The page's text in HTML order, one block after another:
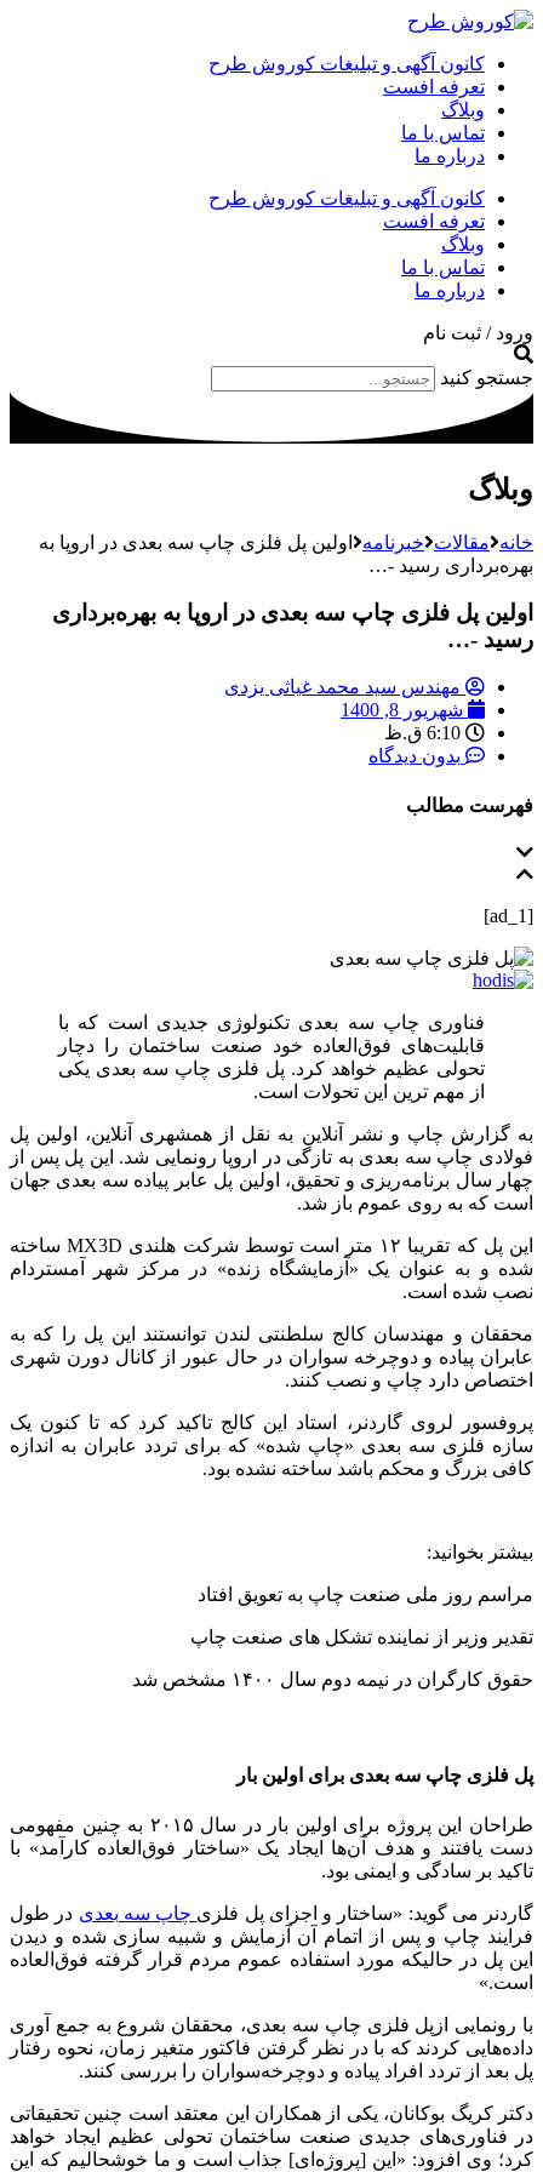
کانون آگهی و تبلیغات کوروش طرح
تعرفه افست
وبلاگ
تماس با ما
درباره ما
کانون آگهی و تبلیغات کوروش طرح
تعرفه افست
وبلاگ
تماس با ما
درباره ما
ورود / ثبت نام
جستجو کنید
وبلاگ
خانه مقالات خبرنامه
اولین پل فلزی چاپ سه بعدی در اروپا به
بهره‌برداری رسید -…
اولین پل فلزی چاپ سه بعدی در اروپا به بهره‌برداری
رسید -…
مهندس سید محمد غیاثی یزدی
شهریور 8, 1400
6:10 ق.ظ
بدون دیدگاه
فهرست مطالب
[ad_1]
فناوری چاپ سه بعدی تکنولوژی جدیدی است که با
قابلیت‌های فوق‌العاده خود صنعت ساختمان را دچار
تحولی عظیم خواهد کرد. پل فلزی چاپ سه بعدی یکی
از مهم ترین این تحولات است.
به گزارش چاپ و نشر آنلاین به نقل از همشهری آنلاین، اولین پل
فولادی چاپ سه بعدی به تازگی در اروپا رونمایی شد. این پل پس از
چهار سال برنامه‌ریزی و تحقیق، اولین پل عابر پیاده سه بعدی جهان
است که به روی عموم باز شد.
این پل که تقریبا ۱۲ متر است توسط شرکت هلندی MX3D ساخته
شده و به عنوان یک «آزمایشگاه زنده» در مرکز شهر آمستردام
نصب شده است.
محققان و مهندسان کالج سلطنتی لندن توانستند این پل را که به
عابران پیاده و دوچرخه سواران در حال عبور از کانال دورن شهری
اختصاص دارد چاپ و نصب کنند.
پروفسور لروی گاردنر، استاد این کالج تاکید کرد که تا کنون یک
سازه فلزی سه بعدی «چاپ شده» که برای تردد عابران به اندازه
کافی بزرگ و محکم باشد ساخته نشده بود.
بیشتر بخوانید:
مراسم روز ملی صنعت چاپ به تعویق افتاد
تقدیر وزیر از نماینده تشکل های صنعت چاپ
حقوق کارگران در نیمه دوم سال ۱۴۰۰ مشخص شد
پل فلزی چاپ سه بعدی برای اولین بار
طراحان این پروژه برای اولین بار در سال ۲۰۱۵ به چنین مفهومی
دست یافتند و هدف آن‌ها ایجاد یک «ساختار فوق‌العاده کارآمد» با
تاکید بر سادگی و ایمنی بود.
گاردنر می گوید: «ساختار و اجزای پل فلزی چاپ سه بعدی در طول
فرایند چاپ و پس از اتمام آن آزمایش و شبیه سازی شده و دیدن
این پل در حالیکه مورد استفاده عموم مردم قرار گرفته فوق‌العاده
است.»
با رونمایی ازپل فلزی چاپ سه بعدی، محققان شروع به جمع آوری
داده‌هایی کردند که با در نظر گرفتن فاکتور متغیر زمان، نحوه رفتار
پل بعد از تردد افراد پیاده و دوچرخه‌سواران را بررسی کنند.
دکتر کریگ بوکانان، یکی از همکاران این معتقد است چنین تحقیقاتی
در فناوری‌های جدیدی صنعت ساختمان تحولی عظیم ایجاد خواهد
کرد؛ وی افزود: «این [پروژه‌ای] جذاب است و ما خوشحالیم که این